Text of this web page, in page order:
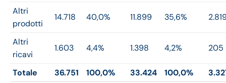
Altri
prodotti
14.718 40,0% 11.899 35,6%
Altri
ricavi
1.603 4,4% 1.398 4,2% 205
Totale 36.751 100,0% 33.424 100,0%